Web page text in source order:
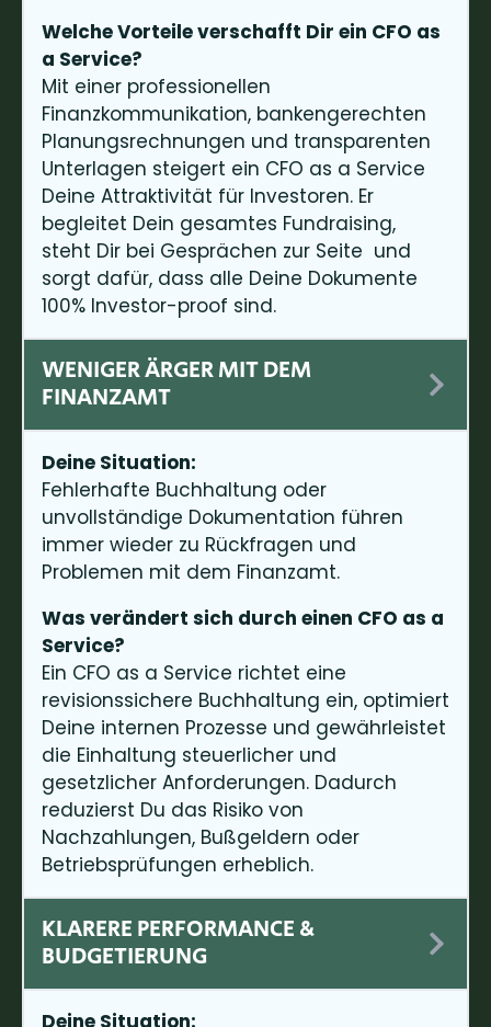
Welche Vorteile verschafft Dir ein CFO as
a Service?
Mit einer professionellen
Finanzkommunikation, bankengerechten
Planungsrechnungen und transparenten
Unterlagen steigert ein CFO as a Service
Deine Attraktivität für Investoren. Er
begleitet Dein gesamtes Fundraising,
steht Dir bei Gesprächen zur Seite und
sorgt dafür, dass alle Deine Dokumente
100% Investor-proof sind.
WENIGER ÄRGER MIT DEM
FINANZAMT
Deine Situation:
Fehlerhafte Buchhaltung oder
unvollständige Dokumentation führen
immer wieder zu Rückfragen und
Problemen mit dem Finanzamt.
Was verändert sich durch einen CFO as a
Service?
Ein CFO as a Service richtet eine
revisionssichere Buchhaltung ein, optimiert
Deine internen Prozesse und gewährleistet
die Einhaltung steuerlicher und
gesetzlicher Anforderungen. Dadurch
reduzierst Du das Risiko von
Nachzahlungen, Bußgeldern oder
Betriebsprüfungen erheblich.
KLARERE PERFORMANCE &
BUDGETIERUNG
Deine Situation: